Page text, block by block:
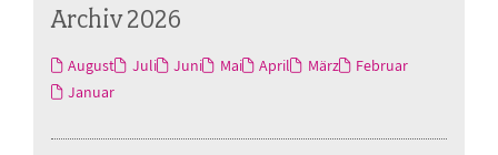
Archiv 2026
August Juli Juni Mai April März
Februar
Januar